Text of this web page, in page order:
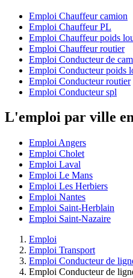
Emploi Chauffeur camion
Emploi Chauffeur PL
Emploi Chauffeur poids
Emploi Chauffeur routier
Emploi Conducteur de
Emploi Conducteur poids
Emploi Conducteur routier
Emploi Conducteur spl
L'emploi par ville
Emploi Angers
Emploi Cholet
Emploi Laval
Emploi Le Mans
Emploi Les Herbiers
Emploi Nantes
Emploi Saint-Herblain
Emploi Saint-Nazaire
Emploi
Emploi Transport
Emploi Conducteur de
Emploi Conducteur de